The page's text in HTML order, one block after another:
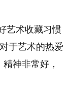
艺术收藏习惯
于艺术的热爱
神非常好，